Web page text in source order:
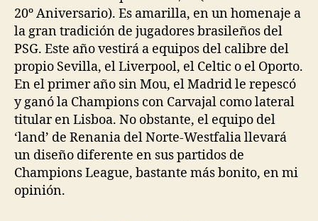
20º Aniversario). Es amarilla, en un homenaje a
la gran tradición de jugadores brasileños del
PSG. Este año vestirá a equipos del calibre del
propio Sevilla, el Liverpool, el Celtic o el Oporto.
En el primer año sin Mou, el Madrid le repescó
y ganó la Champions con Carvajal como lateral
titular en Lisboa. No obstante, el equipo del
‘land’ de Renania del Norte-Westfalia llevará
un diseño diferente en sus partidos de
Champions League, bastante más bonito, en mi
opinión.